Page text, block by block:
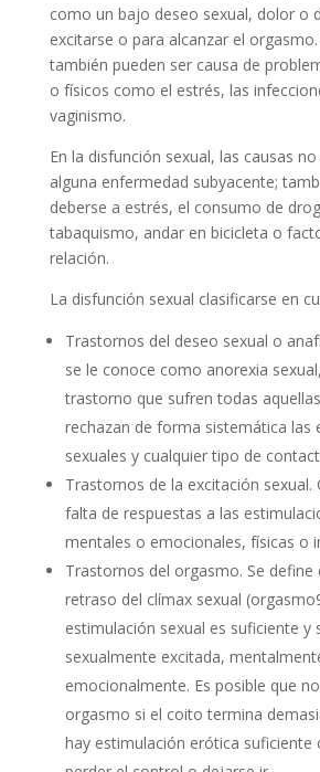
como un bajo deseo sexual, dolor o
excitarse o para alcanzar el
también pueden ser causa de
o físicos como el estrés, las
vaginismo.
En la disfunción sexual, las causas
alguna enfermedad subyacente;
deberse a estrés, el consumo de
tabaquismo, andar en bicicleta o
relación.
La disfunción sexual clasificarse en
Trastornos del deseo sexual o
se le conoce como anorexia
trastorno que sufren todas
rechazan de forma sistemática las
sexuales y cualquier tipo de
Trastornos de la excitación sexual.
falta de respuestas a las
mentales o emocionales, físicas o
Trastornos del orgasmo. Se
retraso del clímax sexual
estimulación sexual es suficiente y
sexualmente excitada,
emocionalmente. Es posible que
orgasmo si el coito termina
hay estimulación erótica suficiente